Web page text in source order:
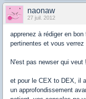
naonaw
27 juil. 2012
apprenez à rédiger en
pertinentes et vous
N'est pas newser qui
et pour le CEX to DEX, il
un approfondissement